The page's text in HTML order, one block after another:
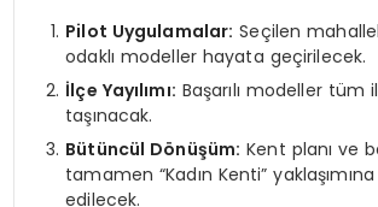
Pilot Uygulamalar: Seçilen
odaklı modeller hayata geçirilecek.
İlçe Yayılımı: Başarılı modeller tüm
taşınacak.
Bütüncül Dönüşüm: Kent planı ve
tamamen “Kadın Kenti”
edilecek.